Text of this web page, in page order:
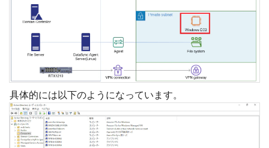
具体的には以下のようになっています。